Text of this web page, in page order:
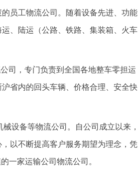
员工物流公司。随着设备先进、功能
、陆运（公路、铁路、集装箱、火车
司，专门负责到全国各地整车零担运
省内的回头车辆、价格合理、安全快
设备等物流公司。自公司成立以来，
以不断提高客户服务期望为理念，凭
一家运输公司物流公司。